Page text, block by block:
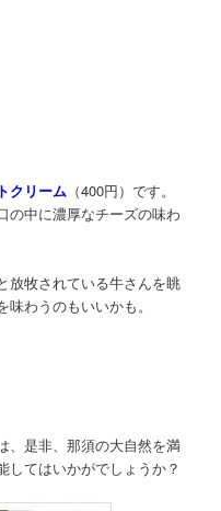
クリーム （400円）です。
の中に濃厚なチーズの味わ
放牧されている牛さんを眺
わうのもいいかも。
、是非、那須の大自然を満
してはいかがでしょうか？